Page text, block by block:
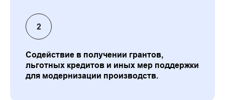
Содействие в получении грантов,
льготных кредитов и иных мер поддержки
для модернизации производств.